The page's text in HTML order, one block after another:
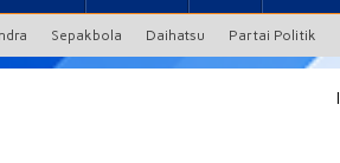
Sepakbola Daihatsu Partai Politik